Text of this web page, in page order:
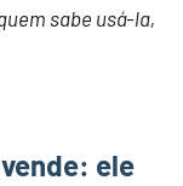
sabe usá-la,
ele